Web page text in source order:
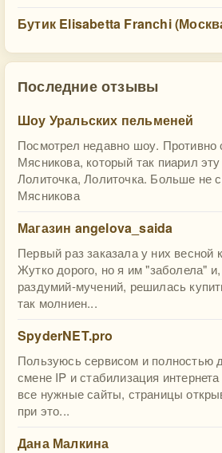
Бутик Elisabetta Franсhi
Последние отзывы
Шоу Уральских пельменей
Посмотрел недавно шоу. Противно
Мясникова, который так пиарил
Лолиточка, Лолиточка. Больше не
Мясникова
Магазин angelova_saida
Первый раз заказала у них
Жутко дорого, но я им "заболела"
раздумий-мучений, решилась
так молниен...
SpyderNET.pro
Пользуюсь сервисом и полностью
смене IP и стабилизация
все нужные сайты, страницы
при это...
Дана Малкина